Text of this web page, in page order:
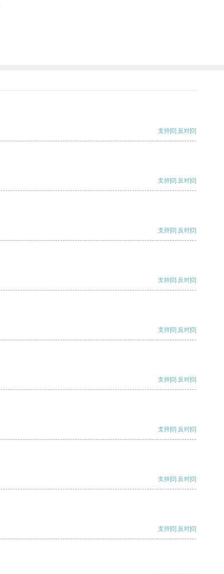
支持[0] 反对[0]
支持[0] 反对[0]
支持[0] 反对[0]
支持[0] 反对[0]
支持[0] 反对[0]
支持[0] 反对[0]
支持[0] 反对[0]
支持[0] 反对[0]
支持[0] 反对[0]